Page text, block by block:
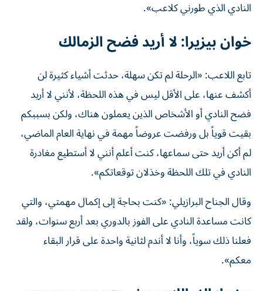
النادي الذي طورني كلاعب».
خوان بيزيرا: لا أريد فضح الزمالك
تابع اللاعب: «الرحلة لم تكن سهلة، حدثت أشياء كثيرة لن
أكشف عنها، على الأقل ليس في هذه اللحظة، لأنني لا أريد
فضح النادي أو الأشخاص الذين يعملون هناك، ولكن بسببكم
بقيت قوياً بل ورفضت عروضاً مهمة في نهاية العام الماضي،
لم أكن أريد حتى سماعها، كنت أعلم أنني لا أستطيع مغادرة
النادي في تلك اللحظة وخذلان توقعاتكم».
وقال الجناح البرازيلي: «كنت بحاجة إلى إكمال مهمتي، والتي
كانت مساعدة النادي على الفوز بالدوري بعد أربع سنوات، ولقد
فعلنا ذلك سوياً، وأنا لا أندم لثانية واحدة على قرار البقاء
معكم».